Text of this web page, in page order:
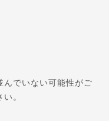
でいない可能性がご
。